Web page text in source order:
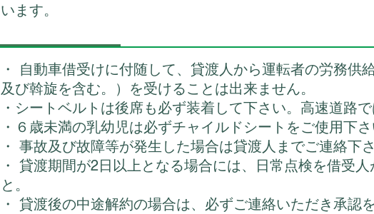
います。
・ 自動車借受けに付随して、貸渡人から運転者の労務供
及び斡旋を含む。）を受けることは出来ません。
・シートベルトは後席も必ず装着して下さい。高速道路で
・６歳未満の乳幼児は必ずチャイルドシートをご使用下さ
・ 事故及び故障等が発生した場合は貸渡人までご連絡下さ
・ 貸渡期間が2日以上となる場合には、日常点検を借受人
と。
・ 貸渡後の中途解約の場合は、必ずご連絡いただき承認